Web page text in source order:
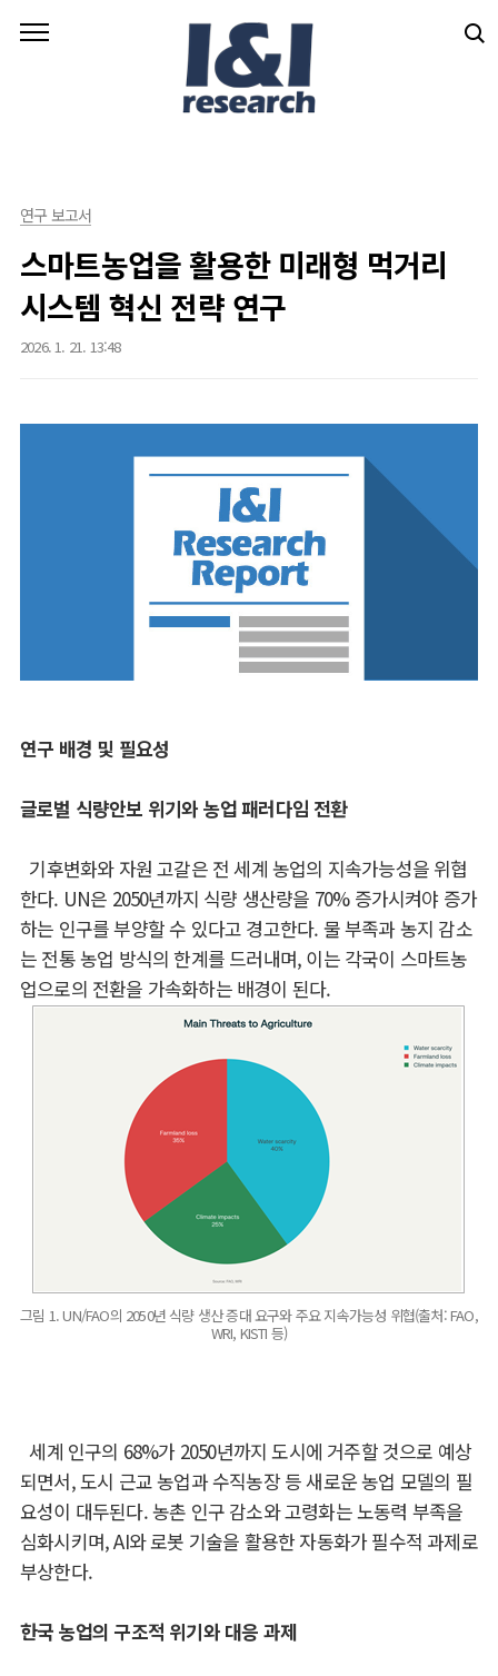
연구 보고서
스마트농업을 활용한 미래형 먹거리
시스템 혁신 전략 연구
2026. 1. 21. 13:48
연구 배경 및 필요성
글로벌 식량안보 위기와 농업 패러다임 전환
기후변화와 자원 고갈은 전 세계 농업의 지속가능성을 위협
한다. UN은 2050년까지 식량 생산량을 70% 증가시켜야 증가
하는 인구를 부양할 수 있다고 경고한다. 물 부족과 농지 감소
는 전통 농업 방식의 한계를 드러내며, 이는 각국이 스마트농
업으로의 전환을 가속화하는 배경이 된다.
그림 1. UN/FAO의 2050년 식량 생산 증대 요구와 주요 지속가능성 위협(출처: FAO,
WRI, KISTI 등)
세계 인구의 68%가 2050년까지 도시에 거주할 것으로 예상
되면서,도시 근교 농업과수직농장 등 새로운 농업 모델의 필
요성이 대두된다.농촌 인구 감소와 고령화는 노동력 부족을
심화시키며, AI와 로봇 기술을 활용한 자동화가 필수적 과제로
부상한다.
한국 농업의 구조적 위기와 대응 과제